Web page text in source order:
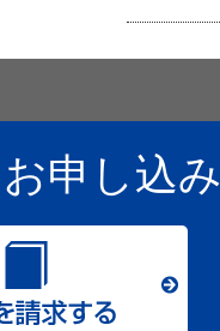
申し込み